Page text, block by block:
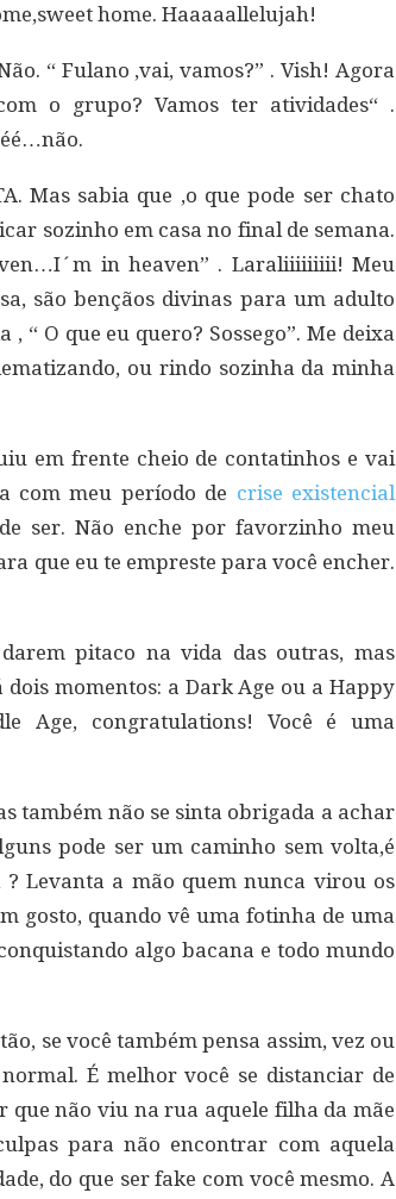
home. Haaaaallelujah!
“ Fulano ,vai, vamos?” . Vish! Agora
o grupo? Vamos ter atividades“ .
Mas sabia que ,o que pode ser chato
sozinho em casa no final de semana.
in heaven” . Laraliiiiiiiii! Meu
são bençãos divinas para um adulto
“ O que eu quero? Sossego”. Me deixa
ou rindo sozinha da minha
em frente cheio de contatinhos e vai
com meu período de crise existencial
ser. Não enche por favorzinho meu
que eu te empreste para você encher.
pitaco na vida das outras, mas
momentos: a Dark Age ou a Happy
Age, congratulations! Você é uma
também não se sinta obrigada a achar
pode ser um caminho sem volta,é
? Levanta a mão quem nunca virou os
gosto, quando vê uma fotinha de uma
algo bacana e todo mundo
se você também pensa assim, vez ou
É melhor você se distanciar de
que não viu na rua aquele filha da mãe
para não encontrar com aquela
do que ser fake com você mesmo. A